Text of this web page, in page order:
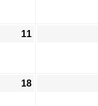
11
18